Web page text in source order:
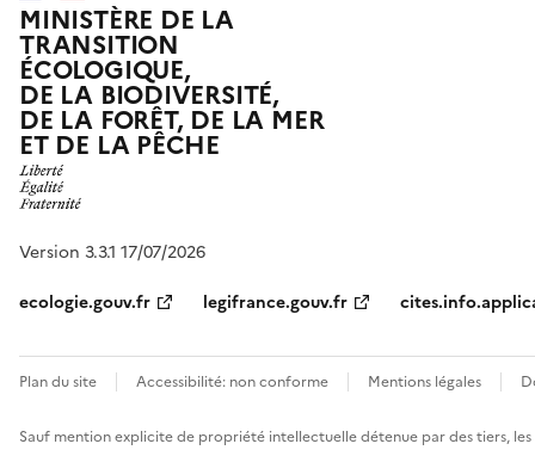
MINISTÈRE DE LA
TRANSITION
ÉCOLOGIQUE,
DE LA BIODIVERSITÉ,
DE LA FORÊT, DE LA MER
ET DE LA PÊCHE
Version 3.3.1 17/07/2026
ecologie.gouv.fr
legifrance.gouv.fr
Plan du site Accessibilité: non conforme Mentions légales
Sauf mention explicite de propriété intellectuelle détenue par des tiers,